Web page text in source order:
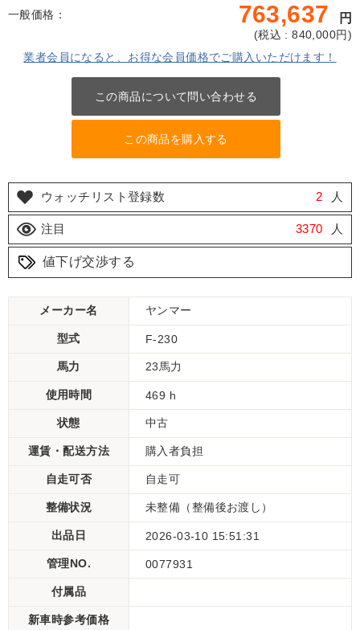
一般価格： 763,637 円
(税込 : 840,000円)
業者会員になると、お得な会員価格でご購入いただけます！
この商品について問い合わせる
この商品を購入する
ウォッチリスト登録数 2 人
注目 3370 人
値下げ交渉する
メーカー名 ヤンマー
型式 F-230
馬力 23馬力
使用時間 469 h
状態 中古
運賃・配送方法 購入者負担
自走可否 自走可
整備状況 未整備（整備後お渡し）
出品日 2026-03-10 15:51:31
管理NO. 0077931
付属品
新車時参考価格